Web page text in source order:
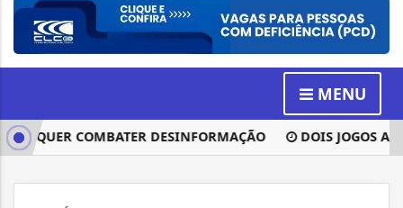
MENU
QUER COMBATER DESINFORMAÇÃO DOIS JOGOS